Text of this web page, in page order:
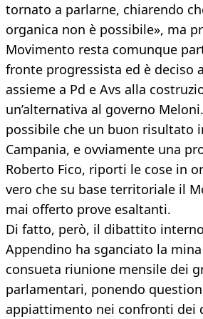
tornato a parlarne, chiarendo
organica non è possibile», ma
Movimento resta comunque
fronte progressista ed è deciso
assieme a Pd e Avs alla
un’alternativa al governo
possibile che un buon risultato
Campania, e ovviamente una
Roberto Fico, riporti le cose in
vero che su base territoriale il
mai offerto prove esaltanti.
Di fatto, però, il dibattito
Appendino ha sganciato la
consueta riunione mensile dei
parlamentari, ponendo
appiattimento nei confronti dei